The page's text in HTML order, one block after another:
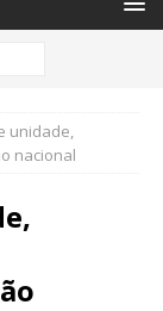
unidade,
nacional